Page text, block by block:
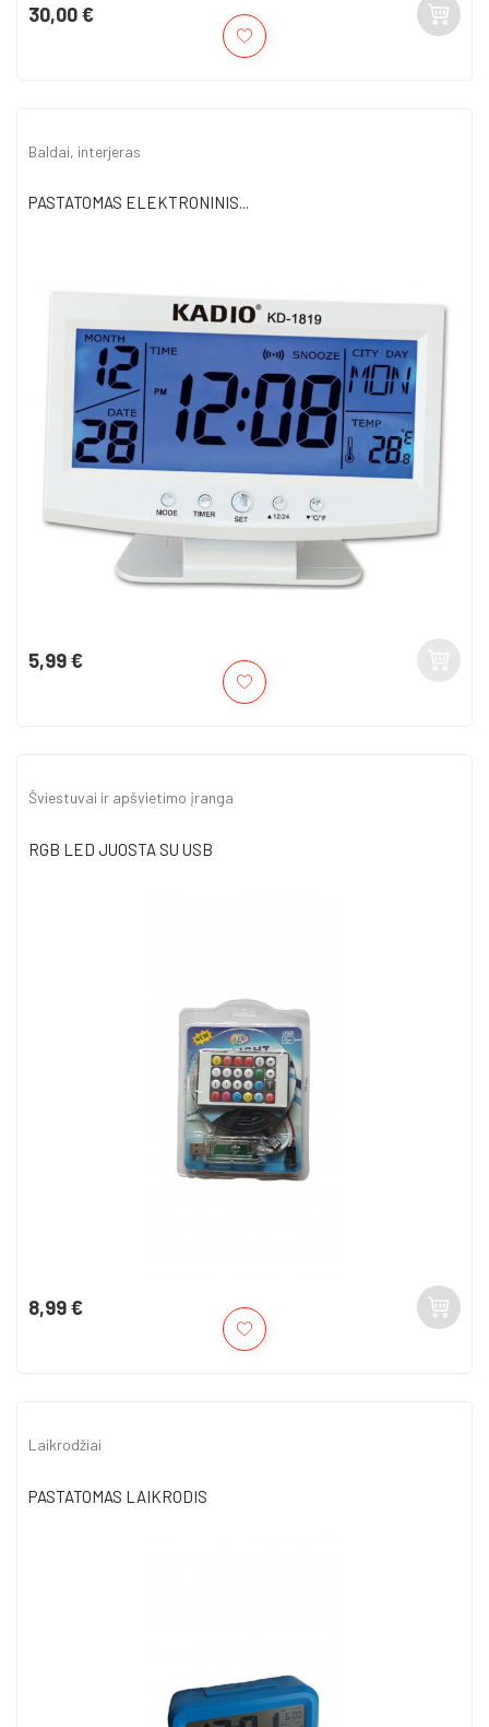
Kaina
30,00 €
Baldai, interjeras
PASTATOMAS ELEKTRONINIS...
Kaina
5,99 €
Šviestuvai ir apšvietimo įranga
RGB LED JUOSTA SU USB
Kaina
8,99 €
Laikrodžiai
PASTATOMAS LAIKRODIS